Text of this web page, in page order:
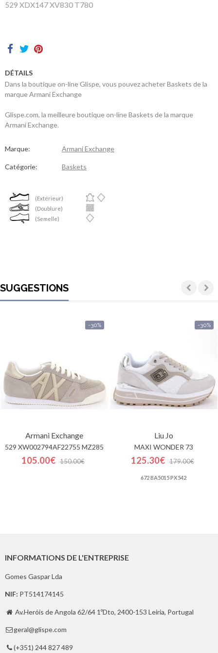
nous
529 XDX147 XV830 T780
DÉTAILS
Dans la boutique on-line Glispe, vous pouvez acheter Baskets de la
marque Armani Exchange
Glispe.com, la meilleure boutique on-line Baskets de la marque
Armani Exchange.
Marque: Armani Exchange
Catégorie: Baskets
(Extérieur)
(Doublure)
(Semelle)
SUGGESTIONS
-30%
Armani Exchange
529 XW002794AF22755 MZ285
105.00€ 150.00€
-30%
Liu Jo
MAXI WONDER 73
125.30€ 179.00€
672 BA5015 PX542
INFORMATIONS DE L'ENTREPRISE
Gomes Gaspar Lda
NIF: PT514174145
 Av.Heróis de Angola 62/64 1ºDto, 2400-153 Leiria, Portugal
 geral@glispe.com
 (+351) 244 827 489